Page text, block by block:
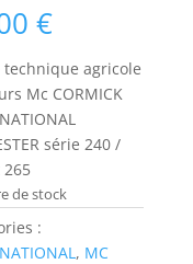
€
technique agricole
Mc CORMICK
série 240 /
265
de stock
:
, MC